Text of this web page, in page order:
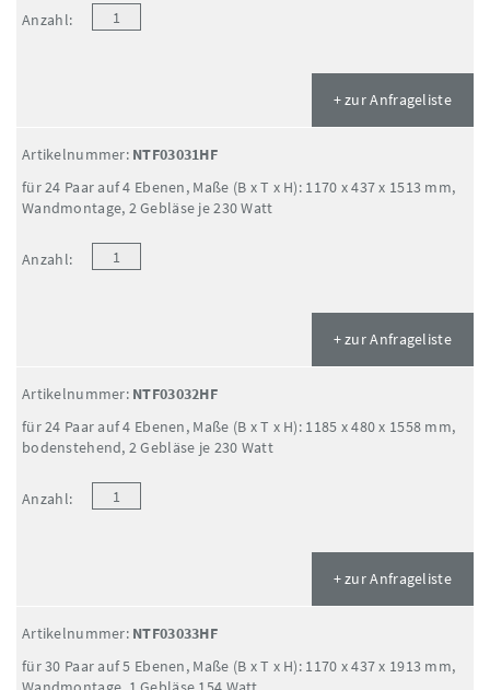
Anzahl:
+ zur Anfrageliste
Artikelnummer: NTF03031HF
für 24 Paar auf 4 Ebenen, Maße (B x T x H): 1170 x 437 x 1513 mm,
Wandmontage, 2 Gebläse je 230 Watt
Anzahl:
+ zur Anfrageliste
Artikelnummer: NTF03032HF
für 24 Paar auf 4 Ebenen, Maße (B x T x H): 1185 x 480 x 1558 mm,
bodenstehend, 2 Gebläse je 230 Watt
Anzahl:
+ zur Anfrageliste
Artikelnummer: NTF03033HF
für 30 Paar auf 5 Ebenen, Maße (B x T x H): 1170 x 437 x 1913 mm,